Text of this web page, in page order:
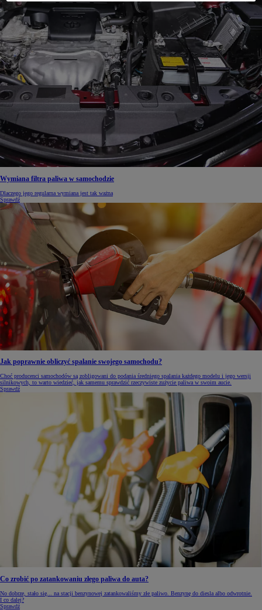
Wymiana filtra paliwa w samochodzie
Dlaczego jego regularna wymiana jest tak ważna
Sprawdź
Jak poprawnie obliczyć spalanie swojego samochodu?
Choć producenci samochodów są zobligowani do podania średniego spalania każdego modelu i jego wersji
silnikowych, to warto wiedzieć, jak samemu sprawdzić rzeczywiste zużycie paliwa w swoim aucie.
Sprawdź
Co zrobić po zatankowaniu złego paliwa do auta?
No dobrze, stało się... na stacji benzynowej zatankowaliśmy złe paliwo. Benzynę do diesla albo odwrotnie.
I co dalej?
Sprawdź